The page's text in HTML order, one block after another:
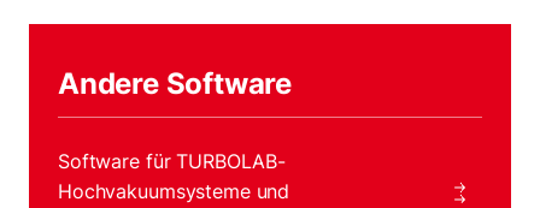
Andere Software
Software für TURBOLAB-
Hochvakuumsysteme und